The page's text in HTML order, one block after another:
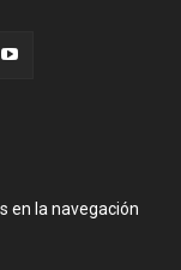
en la navegación